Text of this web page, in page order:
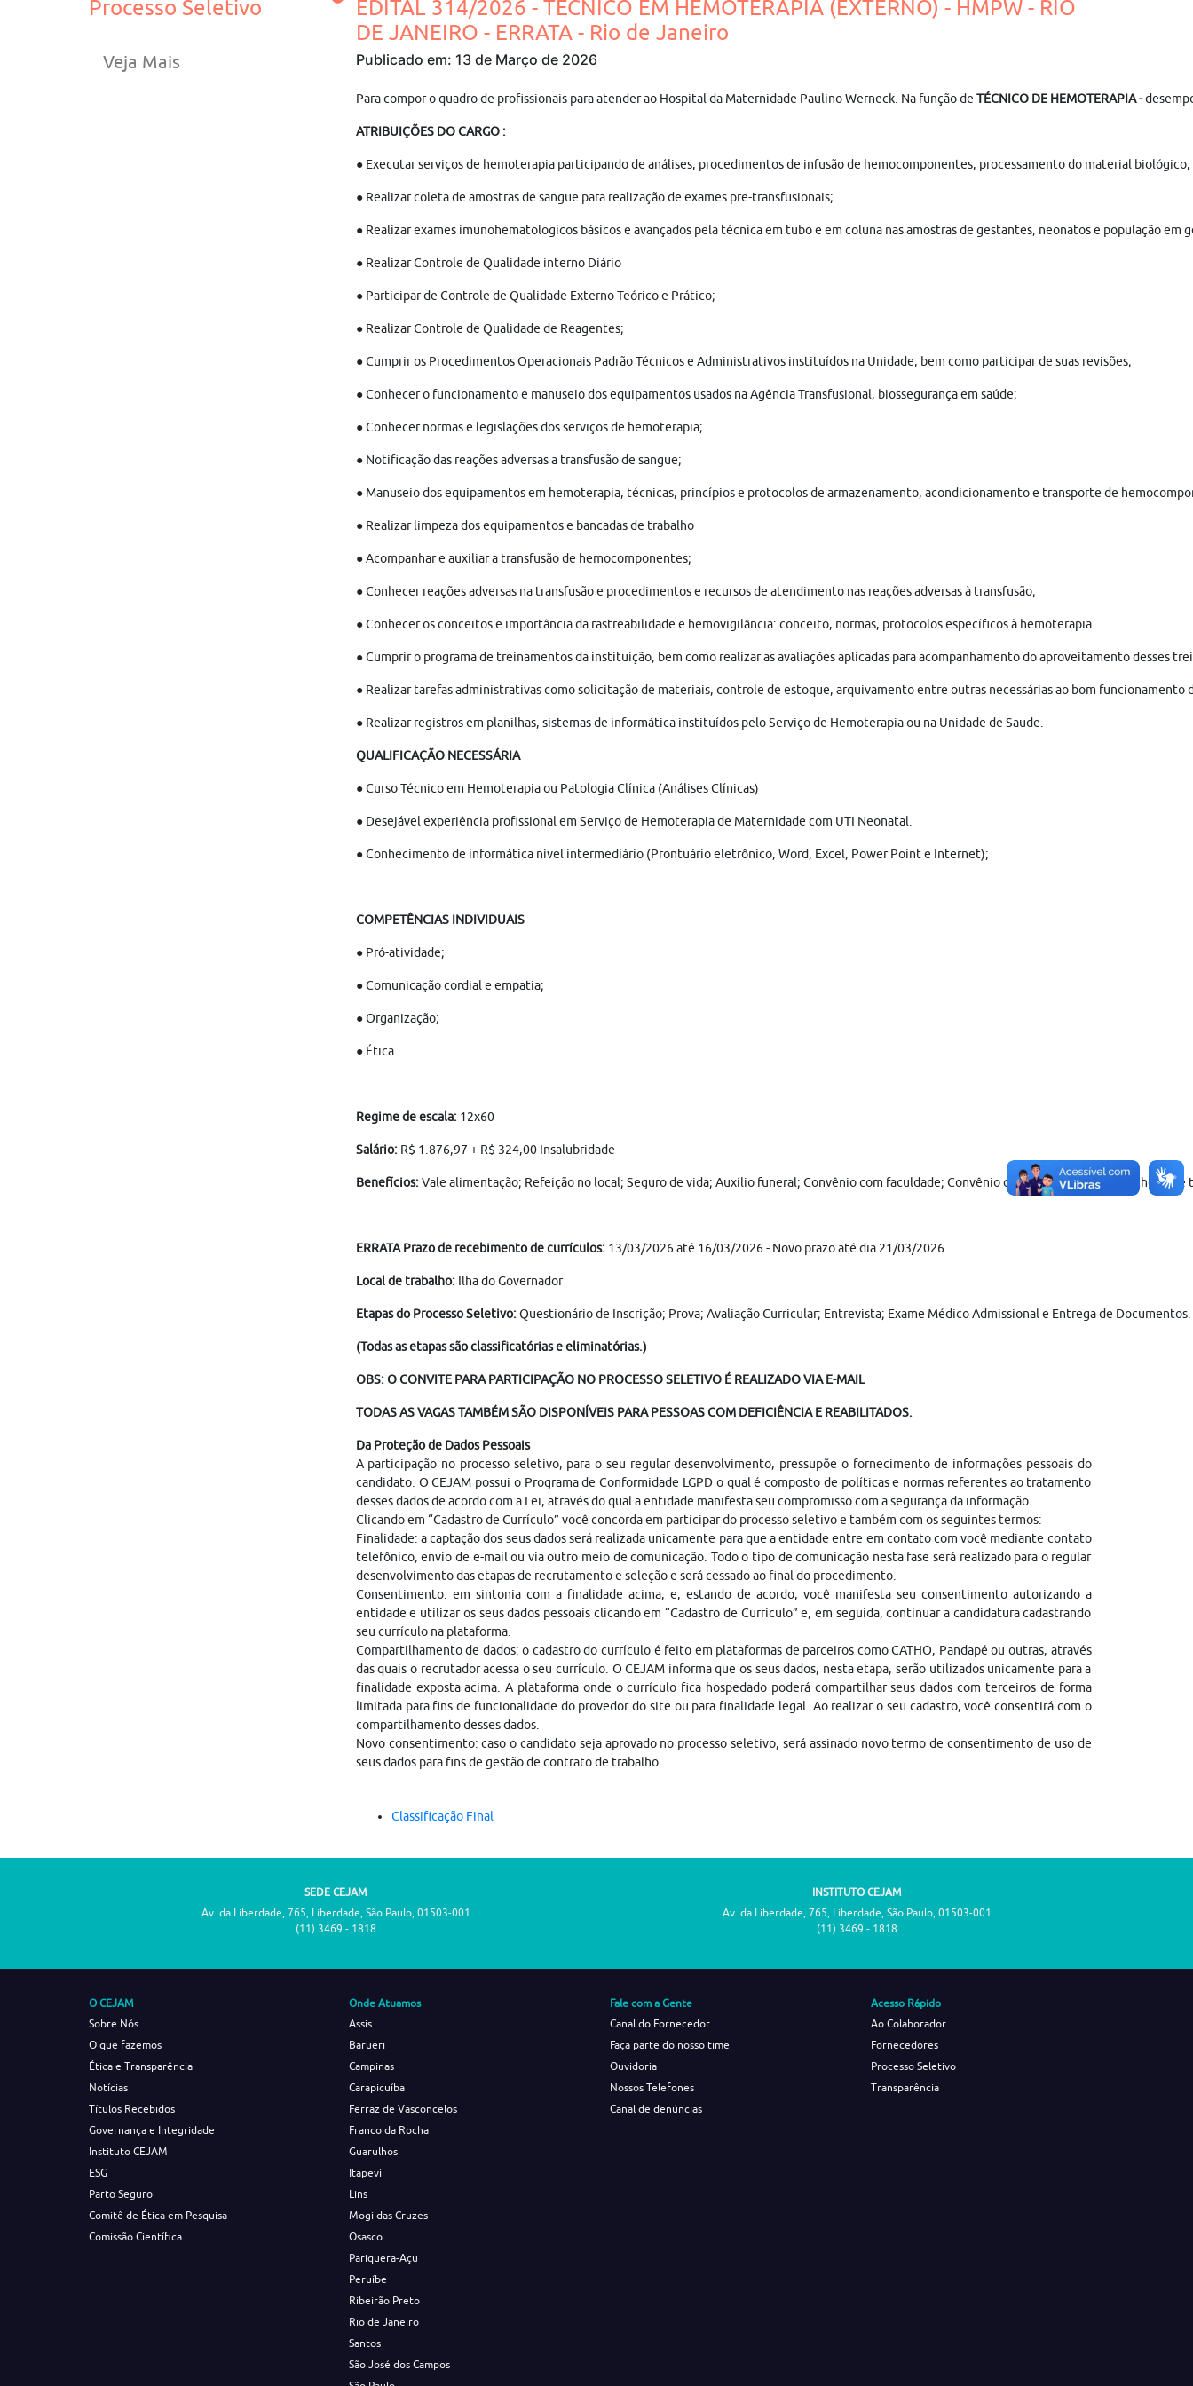
Processo Seletivo
Veja Mais
EDITAL 314/2026 - TÉCNICO EM HEMOTERAPIA (EXTERNO) - HMPW - RIO
DE JANEIRO - ERRATA - Rio de Janeiro
Publicado em: 13 de Março de 2026
Para compor o quadro de profissionais para atender ao Hospital da Maternidade Paulino Werneck. Na função de TÉCNICO DE HEMOTERAPIA -
ATRIBUIÇÕES DO CARGO :
● Executar serviços de hemoterapia participando de análises, procedimentos de infusão de hemocomponentes, processamento do material
● Realizar coleta de amostras de sangue para realização de exames pre-transfusionais;
● Realizar exames imunohematologicos básicos e avançados pela técnica em tubo e em coluna nas amostras de gestantes, neonatos e população
● Realizar Controle de Qualidade interno Diário
● Participar de Controle de Qualidade Externo Teórico e Prático;
● Realizar Controle de Qualidade de Reagentes;
● Cumprir os Procedimentos Operacionais Padrão Técnicos e Administrativos instituídos na Unidade, bem como participar de suas revisões;
● Conhecer o funcionamento e manuseio dos equipamentos usados na Agência Transfusional, biossegurança em saúde;
● Conhecer normas e legislações dos serviços de hemoterapia;
● Notificação das reações adversas a transfusão de sangue;
● Manuseio dos equipamentos em hemoterapia, técnicas, princípios e protocolos de armazenamento, acondicionamento e transporte de
● Realizar limpeza dos equipamentos e bancadas de trabalho
● Acompanhar e auxiliar a transfusão de hemocomponentes;
● Conhecer reações adversas na transfusão e procedimentos e recursos de atendimento nas reações adversas à transfusão;
● Conhecer os conceitos e importância da rastreabilidade e hemovigilância: conceito, normas, protocolos específicos à hemoterapia.
● Cumprir o programa de treinamentos da instituição, bem como realizar as avaliações aplicadas para acompanhamento do aproveitamento desses
● Realizar tarefas administrativas como solicitação de materiais, controle de estoque, arquivamento entre outras necessárias ao bom funcionamento
● Realizar registros em planilhas, sistemas de informática instituídos pelo Serviço de Hemoterapia ou na Unidade de Saude.
QUALIFICAÇÃO NECESSÁRIA
● Curso Técnico em Hemoterapia ou Patologia Clínica (Análises Clínicas)
● Desejável experiência profissional em Serviço de Hemoterapia de Maternidade com UTI Neonatal.
● Conhecimento de informática nível intermediário (Prontuário eletrônico, Word, Excel, Power Point e Internet);
COMPETÊNCIAS INDIVIDUAIS
● Pró-atividade;
● Comunicação cordial e empatia;
● Organização;
● Ética.
Regime de escala:12x60
Salário:R$ 1.876,97 + R$ 324,00 Insalubridade
Benefícios:Vale alimentação; Refeição no local; Seguro de vida; Auxílio funeral; Convênio com faculdade; Convênio com o SESC; Auxílio creche;
ERRATA Prazo de recebimento de currículos:13/03/2026 até 16/03/2026 - Novo prazo até dia 21/03/2026
Local de trabalho:Ilha do Governador
Etapas do Processo Seletivo:Questionário de Inscrição; Prova; Avaliação Curricular; Entrevista; Exame Médico Admissional e Entrega de Documentos.
(Todas as etapas são classificatórias e eliminatórias.)
OBS: O CONVITE PARA PARTICIPAÇÃO NO PROCESSO SELETIVO É REALIZADO VIA E-MAIL
TODAS AS VAGAS TAMBÉM SÃO DISPONÍVEIS PARA PESSOAS COM DEFICIÊNCIA E REABILITADOS.
Da Proteção de Dados Pessoais
A participação no processo seletivo, para o seu regular desenvolvimento, pressupõe o fornecimento de informações pessoais do
candidato. O CEJAM possui o Programa de Conformidade LGPD o qual é composto de políticas e normas referentes ao tratamento
desses dados de acordo com a Lei, através do qual a entidade manifesta seu compromisso com a segurança da informação.
Clicando em “Cadastro de Currículo” você concorda em participar do processo seletivo e também com os seguintes termos:
Finalidade: a captação dos seus dados será realizada unicamente para que a entidade entre em contato com você mediante contato
telefônico, envio de e-mail ou via outro meio de comunicação. Todo o tipo de comunicação nesta fase será realizado para o regular
desenvolvimento das etapas de recrutamento e seleção e será cessado ao final do procedimento.
Consentimento: em sintonia com a finalidade acima, e, estando de acordo, você manifesta seu consentimento autorizando a
entidade e utilizar os seus dados pessoais clicando em “Cadastro de Currículo” e, em seguida, continuar a candidatura cadastrando
seu currículo na plataforma.
Compartilhamento de dados: o cadastro do currículo é feito em plataformas de parceiros como CATHO, Pandapé ou outras, através
das quais o recrutador acessa o seu currículo. O CEJAM informa que os seus dados, nesta etapa, serão utilizados unicamente para a
finalidade exposta acima. A plataforma onde o currículo fica hospedado poderá compartilhar seus dados com terceiros de forma
limitada para fins de funcionalidade do provedor do site ou para finalidade legal. Ao realizar o seu cadastro, você consentirá com o
compartilhamento desses dados.
Novo consentimento: caso o candidato seja aprovado no processo seletivo, será assinado novo termo de consentimento de uso de
seus dados para fins de gestão de contrato de trabalho.
Classificação Final
SEDE CEJAM
Av. da Liberdade, 765, Liberdade, São Paulo, 01503-001
(11) 3469 - 1818
INSTITUTO CEJAM
Av. da Liberdade, 765, Liberdade, São Paulo, 01503-001
(11) 3469 - 1818
O CEJAM
Sobre Nós
O que fazemos
Ética e Transparência
Notícias
Títulos Recebidos
Governança e Integridade
Instituto CEJAM
ESG
Parto Seguro
Comitê de Ética em Pesquisa
Comissão Científica
Onde Atuamos
Assis
Barueri
Campinas
Carapicuíba
Ferraz de Vasconcelos
Franco da Rocha
Guarulhos
Itapevi
Lins
Mogi das Cruzes
Osasco
Pariquera-Açu
Peruíbe
Ribeirão Preto
Rio de Janeiro
Santos
São José dos Campos
Fale com a Gente
Canal do Fornecedor
Faça parte do nosso time
Ouvidoria
Nossos Telefones
Canal de denúncias
Acesso Rápido
Ao Colaborador
Fornecedores
Processo Seletivo
Transparência